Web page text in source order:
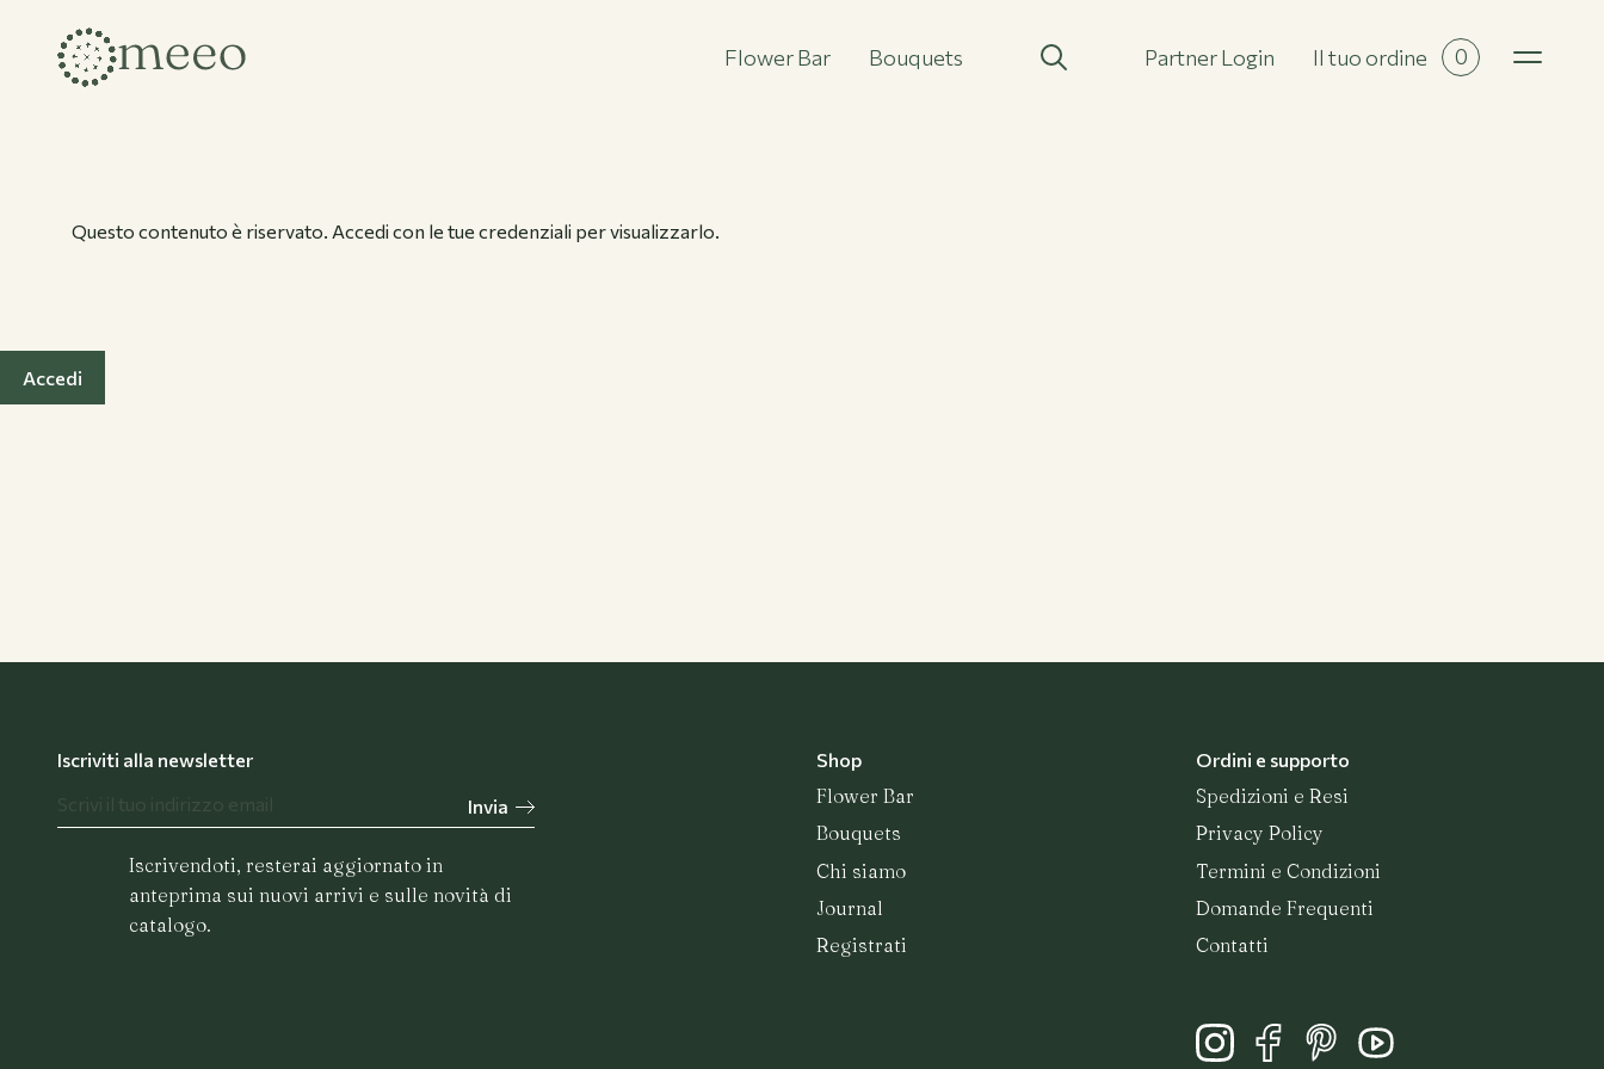
Flower Bar Bouquets Partner Login Il tuo ordine 0
Bouquets
Chi siamo
Questo contenuto è riservato. Accedi con le tue credenziali per visualizzarlo.
Accedi
Iscriviti alla newsletter
Invia
Iscrivendoti, resterai aggiornato in
anteprima sui nuovi arrivi e sulle novità di
catalogo.
Shop
Flower Bar
Bouquets
Chi siamo
Journal
Registrati
Ordini e supporto
Spedizioni e Resi
Privacy Policy
Termini e Condizioni
Domande Frequenti
Contatti